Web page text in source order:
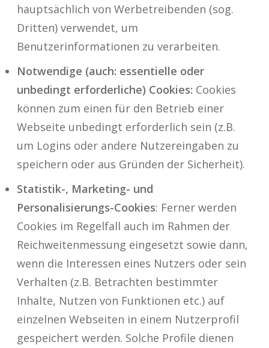
hauptsächlich von Werbetreibenden (sog.
Dritten) verwendet, um
Benutzerinformationen zu verarbeiten.
Notwendige (auch: essentielle oder
unbedingt erforderliche) Cookies: Cookies
können zum einen für den Betrieb einer
Webseite unbedingt erforderlich sein (z.B.
um Logins oder andere Nutzereingaben zu
speichern oder aus Gründen der Sicherheit).
Statistik-, Marketing- und
Personalisierungs-Cookies: Ferner werden
Cookies im Regelfall auch im Rahmen der
Reichweitenmessung eingesetzt sowie dann,
wenn die Interessen eines Nutzers oder sein
Verhalten (z.B. Betrachten bestimmter
Inhalte, Nutzen von Funktionen etc.) auf
einzelnen Webseiten in einem Nutzerprofil
gespeichert werden. Solche Profile dienen